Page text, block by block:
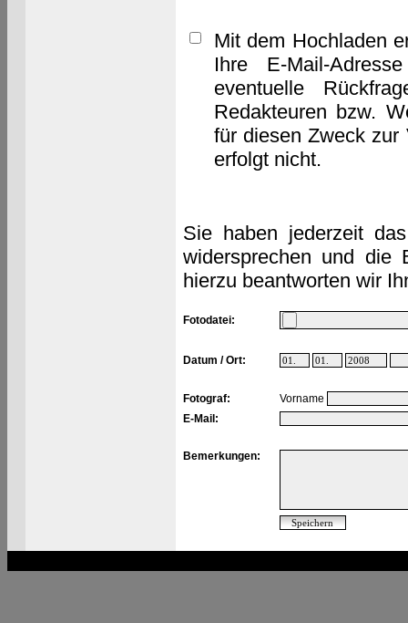
Mit dem Hochladen
Ihre E-Mail-
eventuelle
Redakteuren bzw.
für diesen Zweck zur
erfolgt nicht.
Sie haben jederzeit
widersprechen und die
hierzu beantworten wir
Fotodatei:
Datum / Ort:
Fotograf:
Vorname
E-Mail:
Bemerkungen: